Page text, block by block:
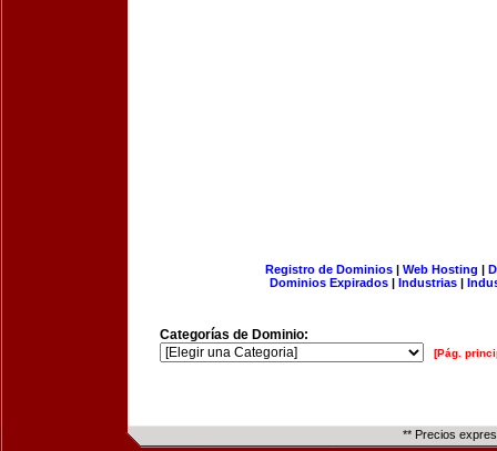
Registro de Dominios| Web Hosting |
Dominios Expirados | Industrias |
Categorías de Dominio:
[Pág.
** Precios